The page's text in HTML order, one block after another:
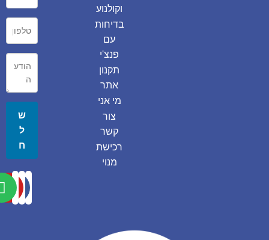
וקולנוע
בדיחות
עם
פנצ'י
תקנון
אתר
מי אני
צור
קשר
רכישת
מנוי
ש
ל
ח